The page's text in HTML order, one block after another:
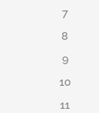
7
8
9
10
11